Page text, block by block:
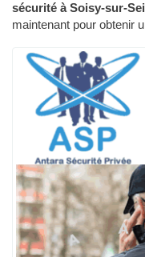
sécurité à Soisy-sur-
maintenant pour obtenir